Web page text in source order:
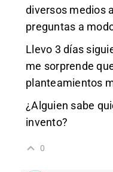
diversos medios
preguntas a
Llevo 3 días
me sorprende
planteamientos
¿Alguien sabe
invento?
0